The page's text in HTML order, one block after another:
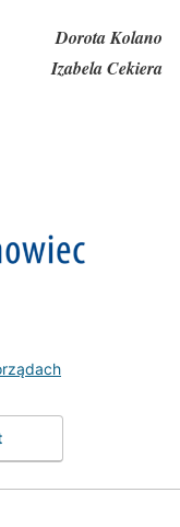
Dorota Kolano
Izabela Cekiera